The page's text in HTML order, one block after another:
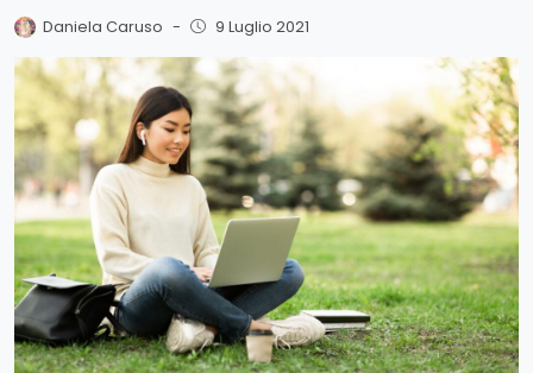
Daniela Caruso - 9 Luglio 2021